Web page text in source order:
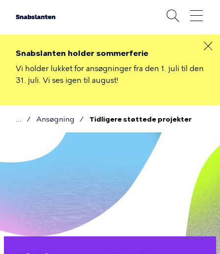
Snabslanten
Snabslanten holder sommerferie
Vi holder lukket for ansøgninger fra den 1. juli til den
31. juli. Vi ses igen til august!
Brødkrumme
Ansøgning Tidligere støttede projekter
støttede
projekter